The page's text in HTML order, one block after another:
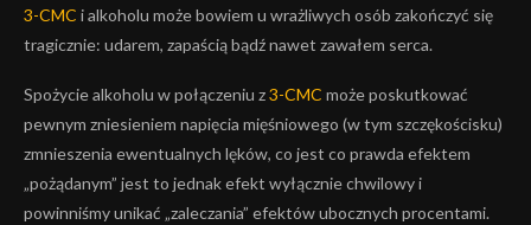
3-CMC i alkoholu może bowiem u wrażliwych osób zakończyć się
tragicznie: udarem, zapaścią bądź nawet zawałem serca.
Spożycie alkoholu w połączeniu z3-CMC może poskutkować
pewnym zniesieniem napięcia mięśniowego (w tym szczękościsku)
zmnieszenia ewentualnych lęków, co jest co prawda efektem
„pożądanym” jest to jednak efekt wyłącznie chwilowy i
powinniśmy unikać „zaleczania” efektów ubocznych procentami.